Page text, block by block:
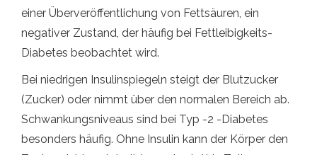
einer Überveröffentlichung von Fettsäuren, ein
negativer Zustand, der häufig bei Fettleibigkeits-
Diabetes beobachtet wird.
Bei niedrigen Insulinspiegeln steigt der Blutzucker
(Zucker) oder nimmt über den normalen Bereich ab.
Schwankungsniveaus sind bei Typ -2 -Diabetes
besonders häufig. Ohne Insulin kann der Körper den